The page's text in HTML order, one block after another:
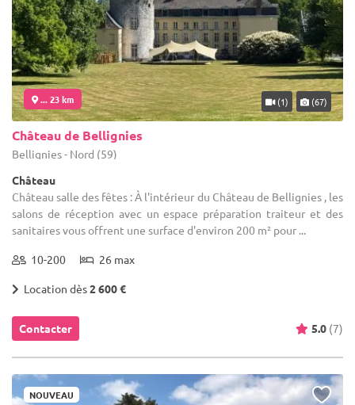
... 23 km (1) (67)
Château de Bellignies
Bellignies - Nord (59)
Château
Château salle des fêtes : À l'intérieur du Château de Bellignies , les
salons de réception avec un espace préparation traiteur et des
sanitaires vous offrent une surface d'environ 200 m² pour ...
10-200 26 max
Location dès2 600 €
Contacter 5.0 (7)
NOUVEAU